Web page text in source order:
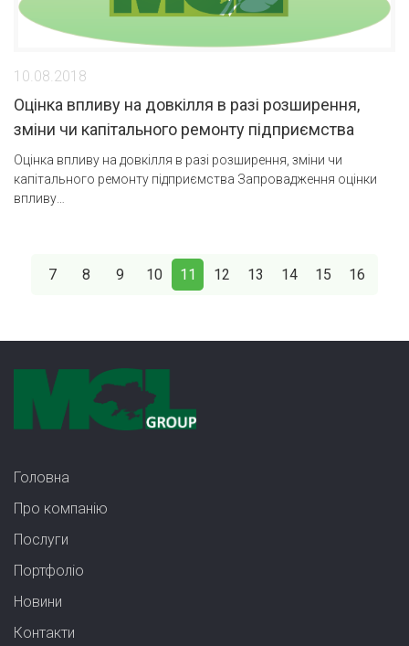
10.08.2018
Оцінка впливу на довкілля в разі розширення,
зміни чи капітального ремонту підприємства
Оцінка впливу на довкілля в разі розширення, зміни чи
капітального ремонту підприємства Запровадження оцінки
впливу…
7 8 9 10 11 12 13 14 15 16
Головна
Про компанію
Послуги
Портфолiо
Новини
Контакти